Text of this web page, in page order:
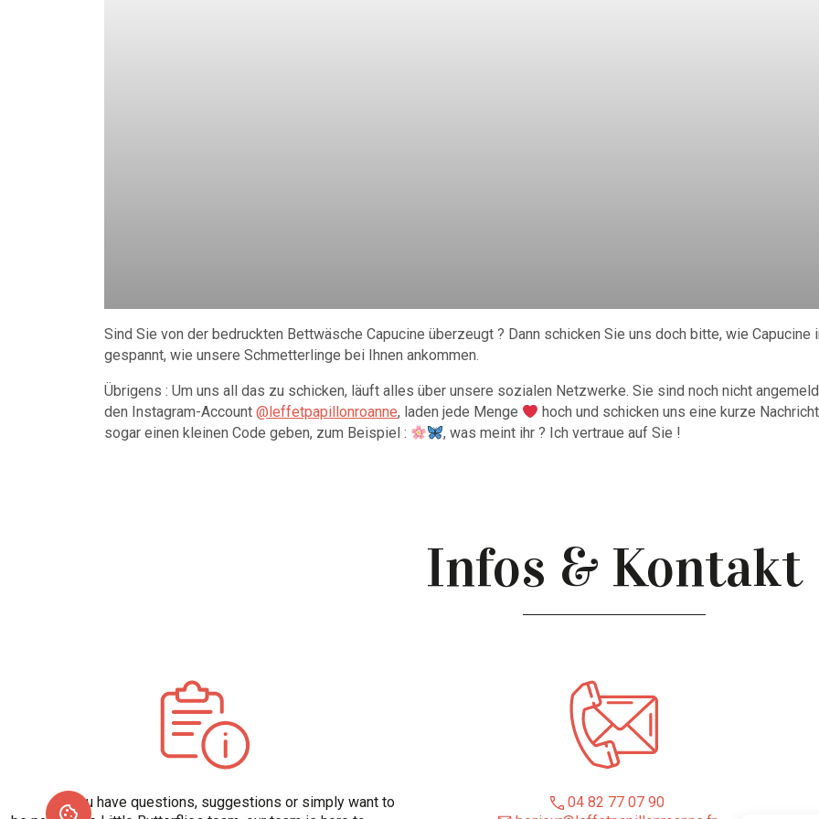
Sind Sie von der bedruckten Bettwäsche Capucine überzeugt ? Dann schicken Sie uns doch bitte, wie
gespannt, wie unsere Schmetterlinge bei Ihnen ankommen.
Übrigens : Um uns all das zu schicken, läuft alles über unsere sozialen Netzwerke. Sie sind noch nicht
den Instagram-Account @leffetpapillonroanne, laden jede Menge
hoch und schicken uns eine kurze
sogar einen kleinen Code geben, zum Beispiel :
, was meint ihr ? Ich vertraue auf Sie !
Infos & Kontakt
If you have questions, suggestions or simply want to
04 82 77 07 90